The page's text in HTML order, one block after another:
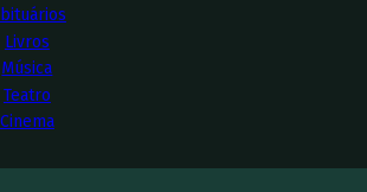
Livros
Música
Teatro
Cinema